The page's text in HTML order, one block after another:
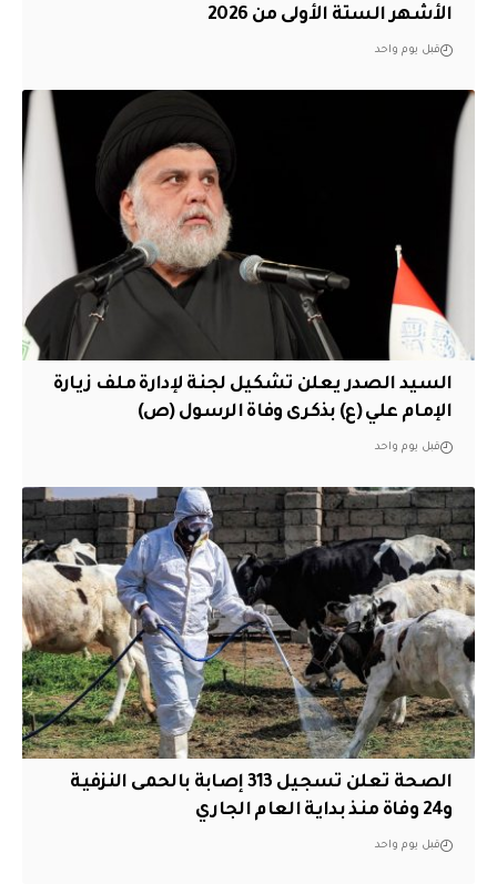
الأشهر الستة الأولى من 2026
قبل يوم واحد
السيد الصدر يعلن تشكيل لجنة لإدارة ملف زيارة
الإمام علي (ع) بذكرى وفاة الرسول (ص)
قبل يوم واحد
الصحة تعلن تسجيل 313 إصابة بالحمى النزفية
و24 وفاة منذ بداية العام الجاري
قبل يوم واحد